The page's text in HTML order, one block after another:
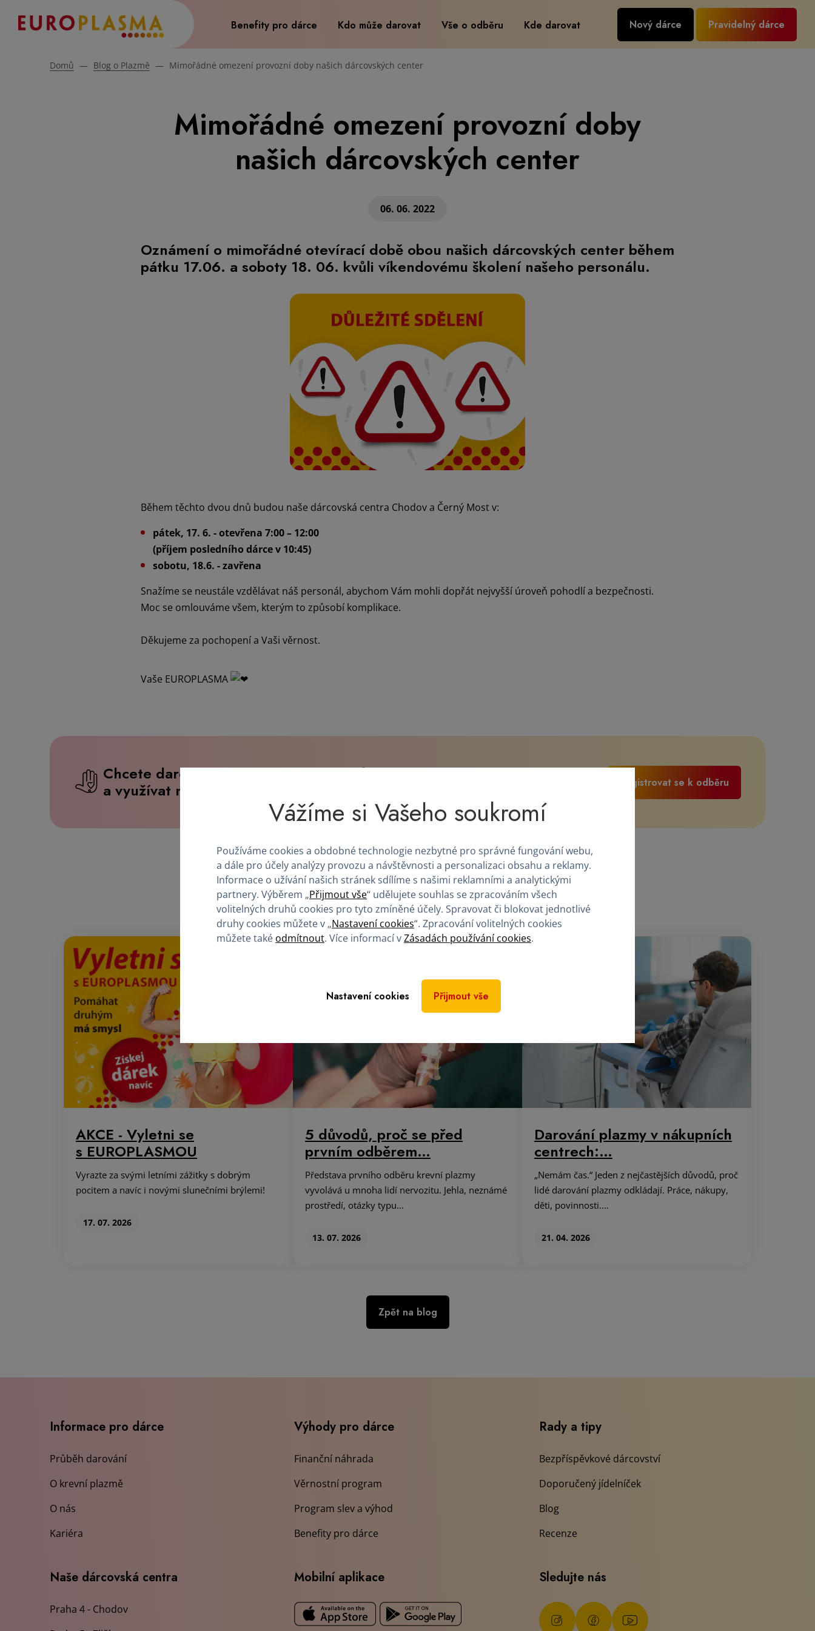
Benefity pro dárce Kdo může darovat Vše o odběru Kde darovat Nový dárce Pravidelný dárce
Domů — Blog o Plazmě — Mimořádné omezení provozní doby našich dárcovských center
Mimořádné omezení provozní doby
našich dárcovských center
06. 06. 2022
Oznámení o mimořádné otevírací době obou našich dárcovských center během
pátku 17.06. a soboty 18. 06. kvůli víkendovému školení našeho personálu.
Během těchto dvou dnů budou naše dárcovská centra Chodov a Černý Most v:
pátek, 17. 6. - otevřena 7:00 – 12:00
(příjem posledního dárce v 10:45)
sobotu, 18.6. - zavřena
Snažíme se neustále vzdělávat náš personál, abychom Vám mohli dopřát nejvyšší úroveň pohodlí a bezpečnosti.
Moc se omlouváme všem, kterým to způsobí komplikace.
Děkujeme za pochopení a Vaši věrnost.
Vaše EUROPLASMA
Chcete darovat krevní plazmu, získat finanční kompenzaci
a využívat našich benefitů pro dárce?
Registrovat se k odběru
Přečtěte si další články
AKCE - Vyletni se
s EUROPLASMOU
Vyrazte za svými letními zážitky s dobrým
pocitem a navíc i novými slunečními brýlemi!
17. 07. 2026
5 důvodů, proč se před
prvním odběrem…
Představa prvního odběru krevní plazmy
vyvolává u mnoha lidí nervozitu. Jehla, neznámé
prostředí, otázky typu…
13. 07. 2026
Darování plazmy v nákupních
centrech:…
„Nemám čas.“ Jeden z nejčastějších důvodů, proč
lidé darování plazmy odkládají. Práce, nákupy,
děti, povinnosti.…
21. 04. 2026
Zpět na blog
Informace pro dárce
Průběh darování
O krevní plazmě
O nás
Kariéra
Výhody pro dárce
Finanční náhrada
Věrnostní program
Program slev a výhod
Benefity pro dárce
Rady a tipy
Bezpříspěvkové dárcovství
Doporučený jídelníček
Blog
Recenze
Naše dárcovská centra
Praha 4 - Chodov
Mobilní aplikace Sledujte nás
Vážíme si Vašeho soukromí
Používáme cookies a obdobné technologie nezbytné pro správné fungování webu,
a dále pro účely analýzy provozu a návštěvnosti a personalizaci obsahu a reklamy.
Informace o užívání našich stránek sdílíme s našimi reklamními a analytickými
partnery. Výběrem „Přijmout vše“ udělujete souhlas se zpracováním všech
volitelných druhů cookies pro tyto zmíněné účely. Spravovat či blokovat jednotlivé
druhy cookies můžete v „Nastavení cookies“. Zpracování volitelných cookies
můžete také odmítnout. Více informací vZásadách používání cookies.
Nastavení cookies Přijmout vše